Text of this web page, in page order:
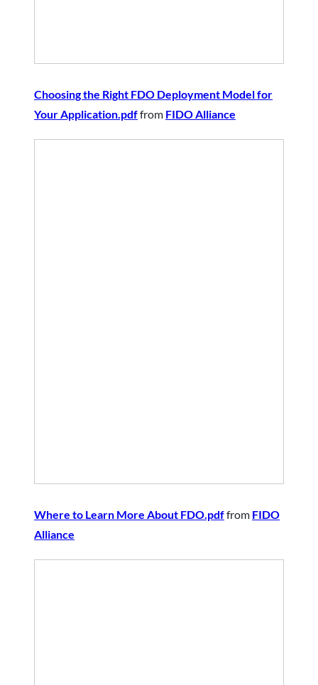
Choosing the Right FDO Deployment Model for
Your Application.pdffrom FIDO Alliance
Where to Learn More About FDO.pdffrom FIDO
Alliance